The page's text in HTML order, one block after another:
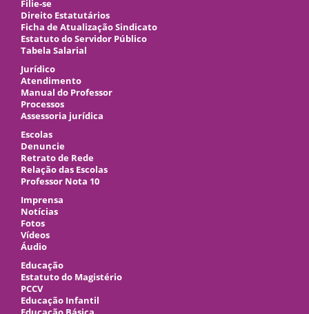
Filie-se
Direito Estatutários
Ficha de Atualização Sindicato
Estatuto do Servidor Público
Tabela Salarial
Jurídico
Atendimento
Manual do Professor
Processos
Assessoria jurídica
Escolas
Denuncie
Retrato de Rede
Relação das Escolas
Professor Nota 10
Imprensa
Notícias
Fotos
Vídeos
Áudio
Educação
Estatuto do Magistério
PCCV
Educação Infantil